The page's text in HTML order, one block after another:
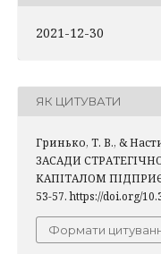
2021-12-30
ЯК ЦИТУВАТИ
Гринько, Т. В., &
ЗАСАДИ
КАПІТАЛОМ
53-57. https://doi.org/
Формати